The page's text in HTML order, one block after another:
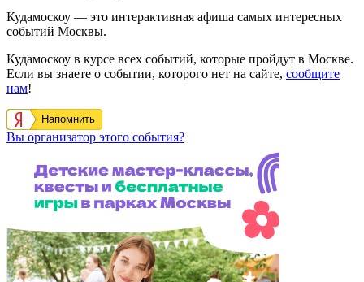
Кудамоскоу — это интерактивная афиша самых интересных
событий Москвы.
Кудамоскоу в курсе всех событий, которые пройдут в Москве.
Если вы знаете о событии, которого нет на сайте, сообщите
нам!
Напомнить
Вы организатор этого события?